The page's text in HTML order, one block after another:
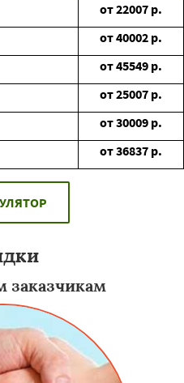
от22007 р.
от40002 р.
от45549 р.
от25007 р.
от30009 р.
от36837 р.